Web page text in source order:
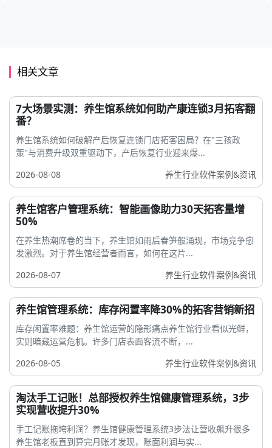
相关文章
7大场景实测：养生馆系统如何助产康连锁3月拓客翻
番？
养生馆系统如何破解产后恢复连锁门店拓客困局？在"三孩政
策"与消费升级双重驱动下，产后恢复行业迎来爆...
2026-08-08
养生行业软件案例&资讯
养生馆客户管理系统：智能画像助力30天拓客量增
50%
在养生热潮席卷的当下，养生馆如雨后春笋般涌现，市场竞争愈
发激烈。对于养生馆经营者而言，如何在这片...
2026-08-07
养生行业软件案例&资讯
养生馆管理系统：库存闲置率降30%的拓客营销新招
库存闲置率难题：养生馆运营的隐形痛点养生馆行业看似光鲜，
实则暗藏运营危机。许多门店表面客流不断，...
2026-08-05
养生行业软件案例&资讯
淘汰手工记账！总部授权养生馆健康管理系统，3步
实现营收提升30%
手工记账拖垮利润？养生馆健康管理系统3步法让营收飙升很多
养生馆老板直到算完月账才发现，账面利润与实...